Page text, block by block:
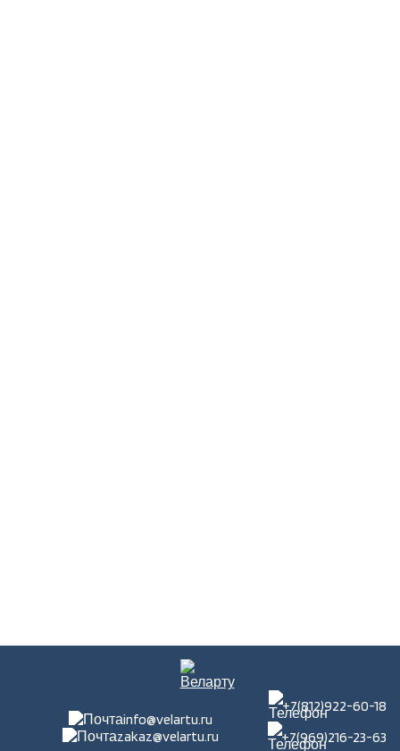
info@velartu.ru
zakaz@velartu.ru
+7(812)922-60-18
+7(969)216-23-63